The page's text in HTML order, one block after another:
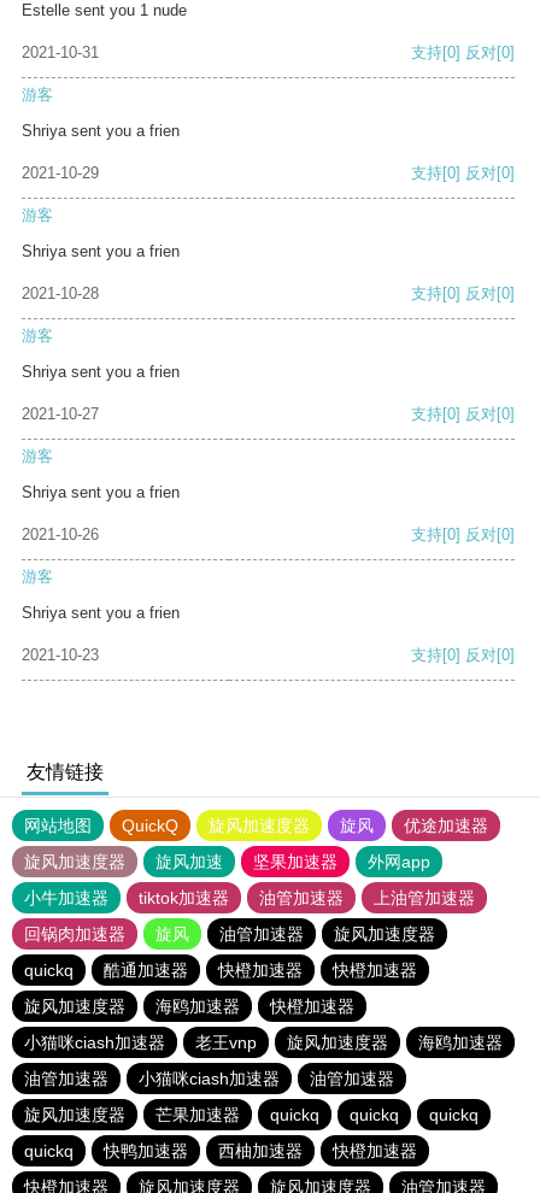
Estelle sent you 1 nude
2021-10-31 支持[0] 反对[0]
游客
Shriya sent you a frien
2021-10-29 支持[0] 反对[0]
游客
Shriya sent you a frien
2021-10-28 支持[0] 反对[0]
游客
Shriya sent you a frien
2021-10-27 支持[0] 反对[0]
游客
Shriya sent you a frien
2021-10-26 支持[0] 反对[0]
游客
Shriya sent you a frien
2021-10-23 支持[0] 反对[0]
友情链接
网站地图 QuickQ 旋风加速度器 旋风
优途加速器
旋风加速度器
旋风加速 坚果加速器
外网app
小牛加速器
tiktok加速器 油管加速器
上油管加速器
回锅肉加速器
旋风 油管加速器
旋风加速度器
quickq
酷通加速器 快橙加速器
快橙加速器
旋风加速度器
海鸥加速器
快橙加速器
小猫咪ciash加速器
老王vnp 旋风加速度器
海鸥加速器
油管加速器
小猫咪ciash加速器
油管加速器
旋风加速度器
芒果加速器 quickq quickq
quickq
quickq
快鸭加速器 西柚加速器
快橙加速器
快橙加速器
旋风加速度器 旋风加速度器 油管加速器